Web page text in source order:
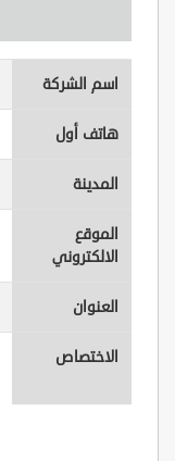
اسم الشركة
هاتف أول
المدينة
الموقع
الالكتروني
العنوان
الاختصاص